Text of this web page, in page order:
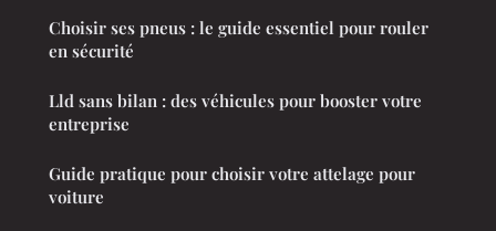
Choisir ses pneus : le guide essentiel pour rouler
en sécurité
Lld sans bilan : des véhicules pour booster votre
entreprise
Guide pratique pour choisir votre attelage pour
voiture